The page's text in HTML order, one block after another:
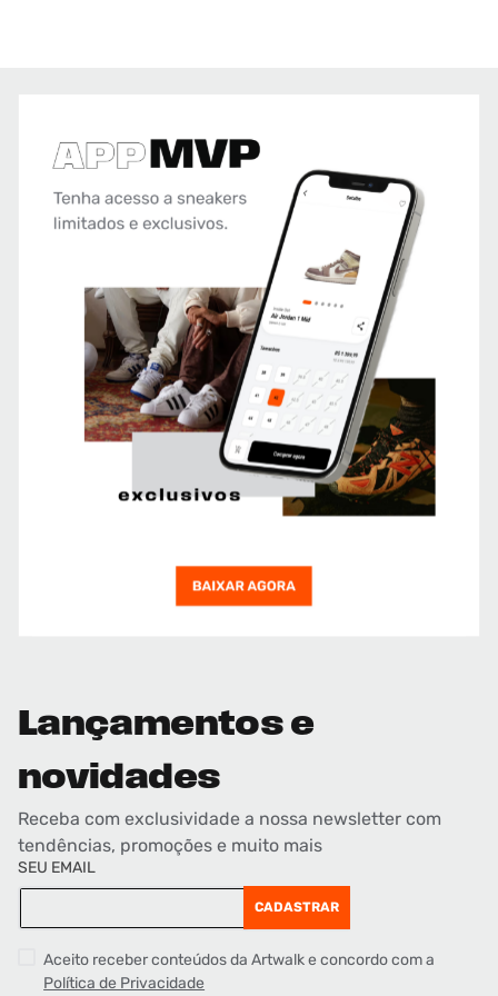
Lançamentos e
novidades
Receba com exclusividade a nossa newsletter com
tendências, promoções e muito mais
SEU EMAIL
CADASTRAR
Aceito receber conteúdos da Artwalk e concordo com a
Política de Privacidade